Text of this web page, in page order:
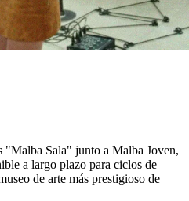
"Malba Sala" junto a Malba Joven,
a largo plazo para ciclos de
de arte más prestigioso de